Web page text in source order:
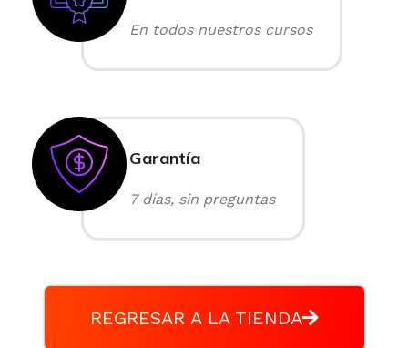
En todos nuestros cursos
Garantía
7 días, sin preguntas
REGRESAR A LA TIENDA